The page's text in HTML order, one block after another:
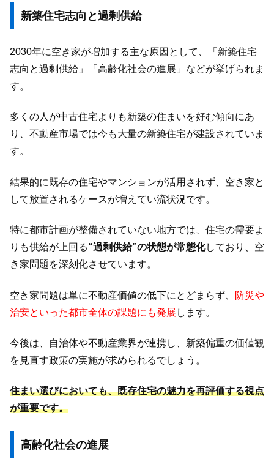
新築住宅志向と過剰供給
2030年に空き家が増加する主な原因として、「新築住宅
志向と過剰供給」「高齢化社会の進展」などが挙げられま
す。
多くの人が中古住宅よりも新築の住まいを好む傾向にあ
り、不動産市場では今も大量の新築住宅が建設されていま
す。
結果的に既存の住宅やマンションが活用されず、空き家と
して放置されるケースが増えてい流状況です。
特に都市計画が整備されていない地方では、住宅の需要よ
りも供給が上回る“過剰供給”の状態が常態化しており、空
き家問題を深刻化させています。
空き家問題は単に不動産価値の低下にとどまらず、
防災や
治安といった都市全体の課題にも発展 します。
今後は、自治体や不動産業界が連携し、新築偏重の価値観
を見直す政策の実施が求められるでしょう。
住まい選びにおいても、既存住宅の魅力を再評価する視点
が重要です。
高齢化社会の進展